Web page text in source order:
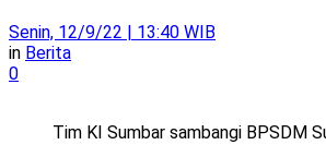
Senin, 12/9/22 | 13:40 WIB
in Berita
0
Tim KI Sumbar sambangi BPSDM